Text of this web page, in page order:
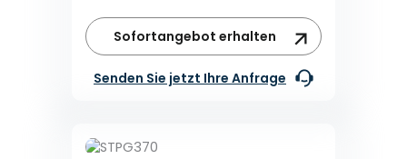
Sofortangebot erhalten
Senden Sie jetzt Ihre Anfrage